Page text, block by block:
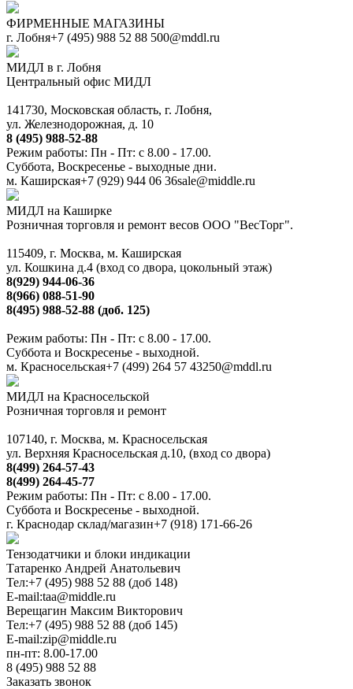
ФИРМЕННЫЕ МАГАЗИНЫ
г. Лобня+7 (495) 988 52 88 500@mddl.ru
МИДЛ в г. Лобня
Центральный офис МИДЛ
141730, Московская область, г. Лобня,
ул. Железнодорожная, д. 10
8 (495) 988-52-88
Режим работы: Пн - Пт: с 8.00 - 17.00.
Суббота, Воскресенье - выходные дни.
м. Каширская+7 (929) 944 06 36sale@middle.ru
МИДЛ на Каширке
Розничная торговля и ремонт весов ООО "ВесТорг".
115409, г. Москва, м. Каширская
ул. Кошкина д.4 (вход со двора, цокольный этаж)
8(929) 944-06-36
8(966) 088-51-90
8(495) 988-52-88 (доб. 125)
Режим работы: Пн - Пт: с 8.00 - 17.00.
Суббота и Воскресенье - выходной.
м. Красносельская+7 (499) 264 57 43250@mddl.ru
МИДЛ на Красносельской
Розничная торговля и ремонт
107140, г. Москва, м. Красносельская
ул. Верхняя Красносельская д.10, (вход со двора)
8(499) 264-57-43
8(499) 264-45-77
Режим работы: Пн - Пт: с 8.00 - 17.00.
Суббота и Воскресенье - выходной.
г. Краснодар склад/магазин+7 (918) 171-66-26
Тензодатчики и блоки индикации
Татаренко Андрей Анатольевич
Тел:+7 (495) 988 52 88 (доб 148)
E-mail:taa@middle.ru
Верещагин Максим Викторович
Тел:+7 (495) 988 52 88 (доб 145)
E-mail:zip@middle.ru
пн-пт: 8.00-17.00
8 (495) 988 52 88
Заказать звонок